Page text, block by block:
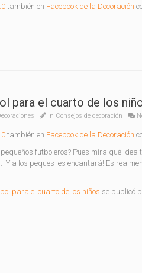
también en Facebook de la Decoración
para el cuarto de los
In Consejos de decoración
también en Facebook de la Decoración
futboleros? Pues mira qué
¡Y a los peques les encantará! Es
para el cuarto de los niños se publicó